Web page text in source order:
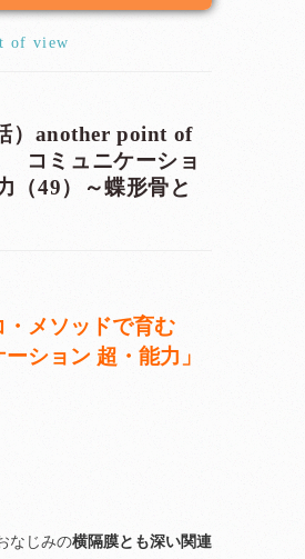
of view
）another point of
コミュニケーショ
（49）～蝶形骨と
・メソッドで育む
ション 超・能力」
なじみの横隔膜とも深い関連